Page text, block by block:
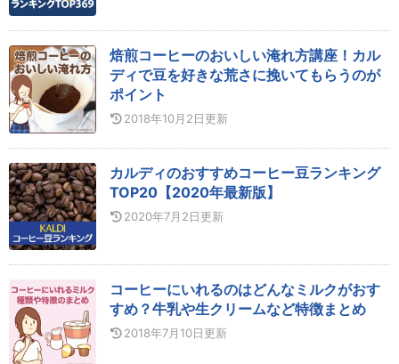
焙煎コーヒーのおいしい淹れ方講座！カル
ディで豆を好きな荒さに挽いてもらうのが
ポイント
2018年10月2日更新
カルディのおすすめコーヒー豆ランキング
TOP20【2020年最新版】
2020年7月2日更新
コーヒーにいれるのはどんなミルクがおす
すめ？牛乳や生クリームなど特徴まとめ
2018年7月10日更新